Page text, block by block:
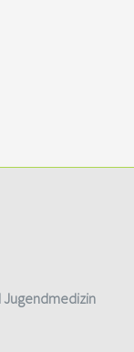
Jugendmedizin